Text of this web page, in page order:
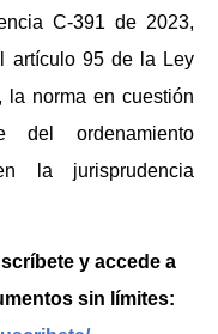
C-391 de 2023,
artículo 95 de la Ley
la norma en cuestión
del ordenamiento
la jurisprudencia
y accede a
sin límites: